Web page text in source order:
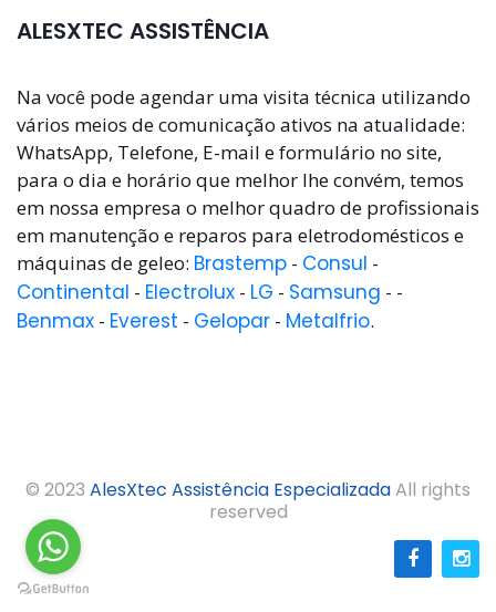
ALESXTEC ASSISTÊNCIA
Na você pode agendar uma visita técnica utilizando
vários meios de comunicação ativos na atualidade:
WhatsApp, Telefone, E-mail e formulário no site,
para o dia e horário que melhor lhe convém, temos
em nossa empresa o melhor quadro de profissionais
em manutenção e reparos para eletrodomésticos e
máquinas de geleo: Brastemp - Consul -
Continental - Electrolux - LG - Samsung - -
Benmax - Everest - Gelopar - Metalfrio.
© 2023 AlesXtec Assistência EspecializadaAll rights
reserved